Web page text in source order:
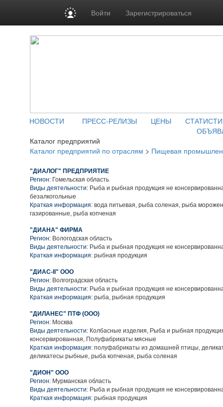
Войти Зарегистрироваться
НОВОСТИ ПРЕСС-РЕЛИЗЫ ЦЕНЫ
Каталог предприятий
Каталог предприятий по отраслям > Пищевая
"ДИАЛОГ" ПРЕДПРИЯТИЕ
Регион: Гомельская область
Виды деятельности: Рыба и рыбная продукция не
безалкогольные
Краткая информация: вода питьевая, рыба соленая, рыба
газированные, рыба копченая
"ДИАНА" ФИРМА
Регион: Вологодская область
Виды деятельности: Рыба и рыбная продукция не
Краткая информация: рыбная продукция
"ДИАС-II" ООО
Регион: Волгоградская область
Виды деятельности: Рыба и рыбная продукция не
Краткая информация: рыба, рыбная продукция
"ДИЛАНЕС" ПТФ (ООО)
Регион: Москва
Виды деятельности: Колбасные изделия, Рыба и рыбная
консервированная, Полуфабрикаты мясные
Краткая информация: полуфабрикаты из домашней птицы,
деликатесы рыбные, рыба копченая, рыба соленая
"ДИОН" ООО
Регион: Мурманская область
Виды деятельности: Рыба и рыбная продукция не
Краткая информация: рыбная продукция